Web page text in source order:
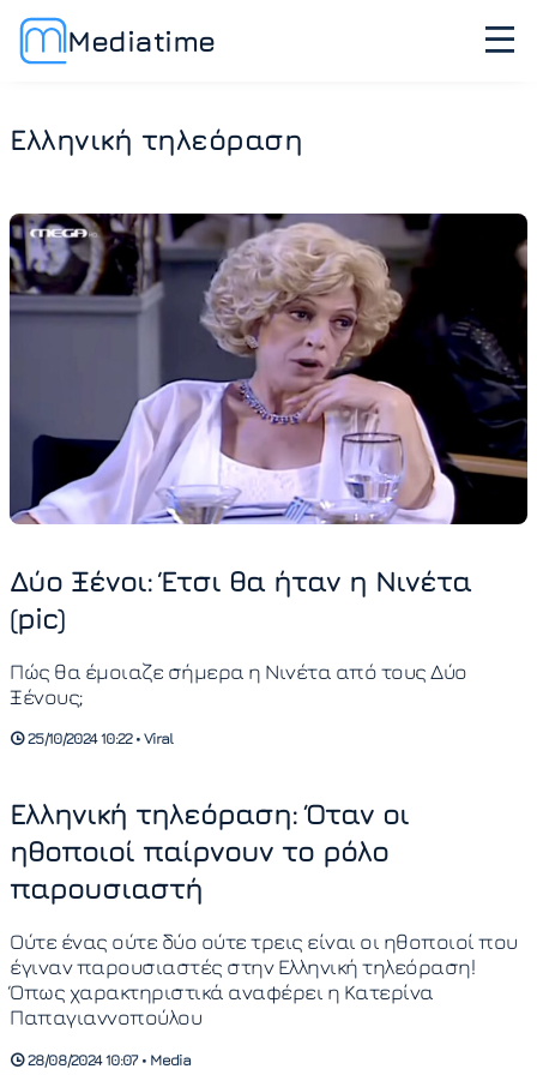
Mediatime
Ελληνική τηλεόραση
Δύο Ξένοι: Έτσι θα ήταν η Νινέτα
(pic)
Πώς θα έμοιαζε σήμερα η Νινέτα από τους Δύο
Ξένους;
25/10/2024 10:22 • Viral
Ελληνική τηλεόραση: Όταν οι
ηθοποιοί παίρνουν το ρόλο
παρουσιαστή
Ούτε ένας ούτε δύο ούτε τρεις είναι οι ηθοποιοί που
έγιναν παρουσιαστές στην Ελληνική τηλεόραση!
Όπως χαρακτηριστικά αναφέρει η Κατερίνα
Παπαγιαννοπούλου
28/08/2024 10:07 • Media